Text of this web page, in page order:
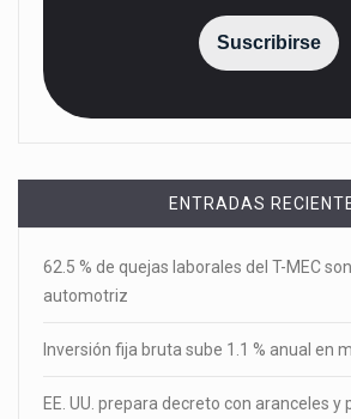
Suscribirse
ENTRADAS
62.5 % de quejas laborales del T-MEC
automotriz
Inversión fija bruta sube 1.1 % anual en
EE. UU. prepara decreto con aranceles y